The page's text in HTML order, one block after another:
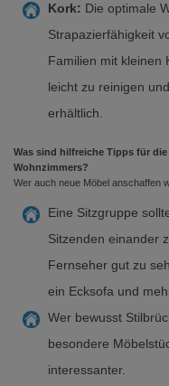
Kork: Die optimale
Strapazierfähigkeit
Familien mit kleinen
leicht zu reinigen
erhältlich.
Was sind hilfreiche Tipps für
Wohnzimmers?
Wer auch neue Möbel anschaffen
Eine Sitzgruppe
Sitzenden einander
Fernseher gut zu
ein Ecksofa und
Wer bewusst
besondere
interessanter.